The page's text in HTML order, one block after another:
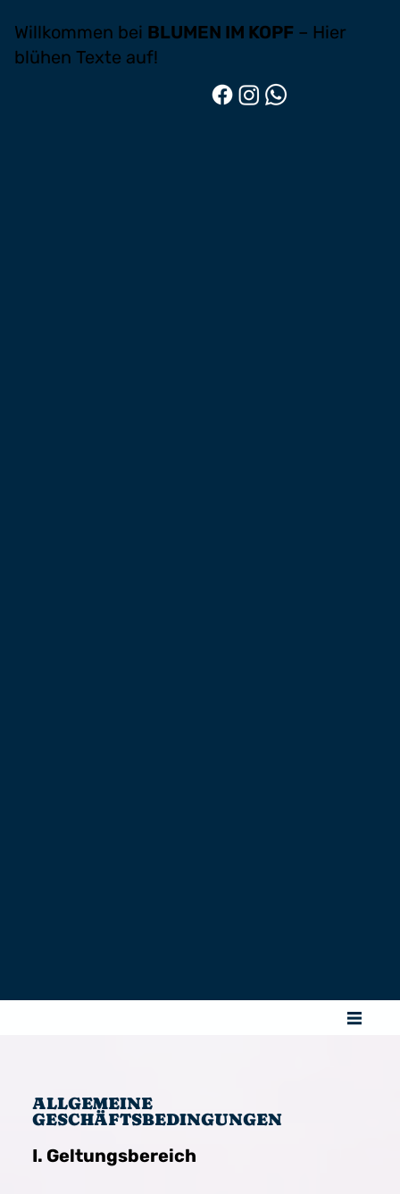
Willkommen bei BLUMEN IM KOPF– Hier
blühen Texte auf!
ALLGEMEINE
GESCHÄFTSBEDINGUNGEN
I. Geltungsbereich